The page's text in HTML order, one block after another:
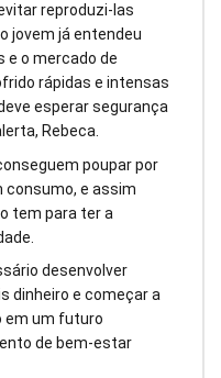
reproduzi-las
jovem já entendeu
e o mercado de
rápidas e intensas
esperar segurança
Rebeca.
poupar por
consumo, e assim
tem para ter a
desenvolver
dinheiro e começar a
em um futuro
de bem-estar